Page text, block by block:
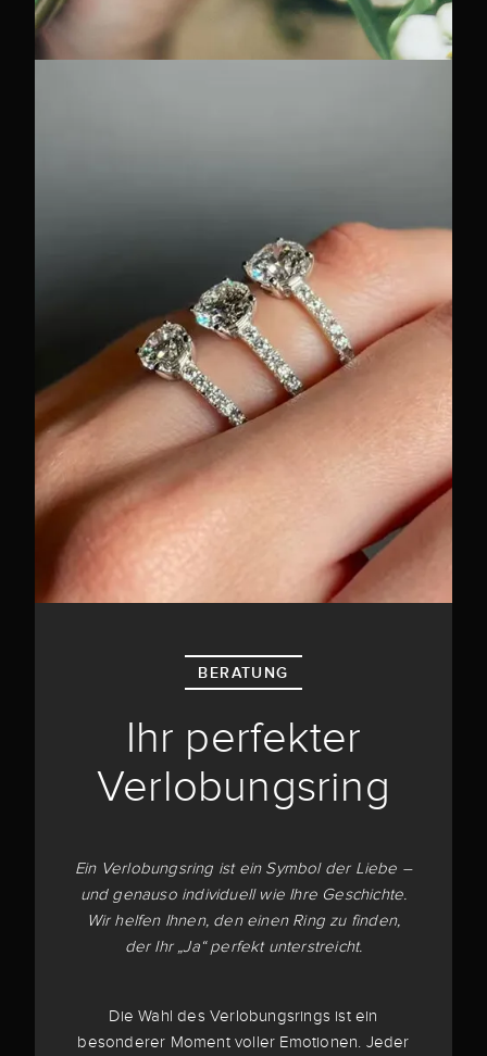
BERATUNG
Ihr perfekter
Verlobungsring
Ein Verlobungsring ist ein Symbol der Liebe –
und genauso individuell wie Ihre Geschichte.
Wir helfen Ihnen, den einen Ring zu finden,
der Ihr „Ja“ perfekt unterstreicht.
Die Wahl des Verlobungsrings ist ein
besonderer Moment voller Emotionen. Jeder